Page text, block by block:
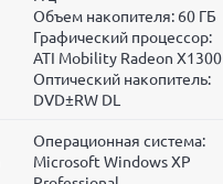
Объем накопителя: 60 ГБ
Графический процессор:
ATI Mobility Radeon X1300
Оптический накопитель:
DVD±RW DL
Операционная система:
Microsoft Windows XP